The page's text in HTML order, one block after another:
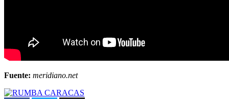
Fuente: meridiano.net